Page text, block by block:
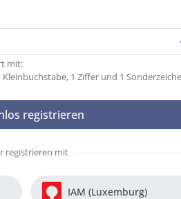
mit:
1 Ziffer und 1
registrieren mit
IAM (Luxemburg)